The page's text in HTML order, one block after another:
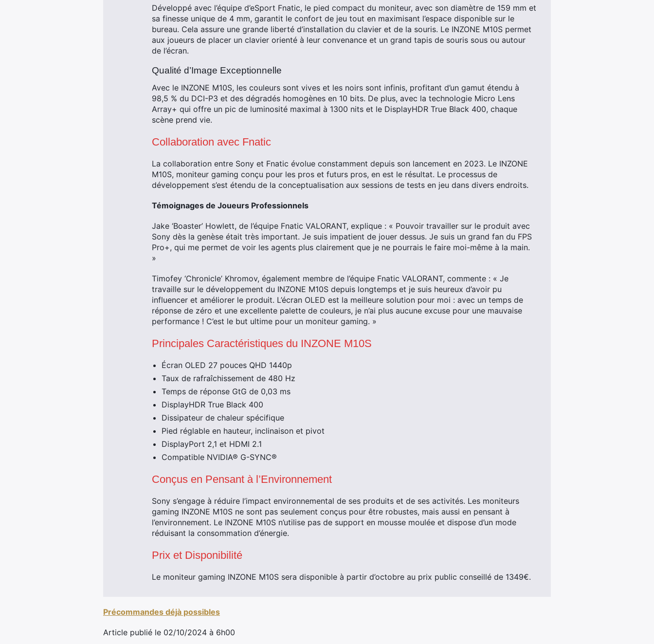
Développé avec l’équipe d’eSport Fnatic, le pied compact du moniteur, avec son diamètre de 159 mm et
sa finesse unique de 4 mm, garantit le confort de jeu tout en maximisant l’espace disponible sur le
bureau. Cela assure une grande liberté d’installation du clavier et de la souris. Le INZONE M10S permet
aux joueurs de placer un clavier orienté à leur convenance et un grand tapis de souris sous ou autour
de l’écran.
Qualité d’Image Exceptionnelle
Avec le INZONE M10S, les couleurs sont vives et les noirs sont infinis, profitant d’un gamut étendu à
98,5 % du DCI-P3 et des dégradés homogènes en 10 bits. De plus, avec la technologie Micro Lens
Array+ qui offre un pic de luminosité maximal à 1300 nits et le DisplayHDR True Black 400, chaque
scène prend vie.
Collaboration avec Fnatic
La collaboration entre Sony et Fnatic évolue constamment depuis son lancement en 2023. Le INZONE
M10S, moniteur gaming conçu pour les pros et futurs pros, en est le résultat. Le processus de
développement s’est étendu de la conceptualisation aux sessions de tests en jeu dans divers endroits.
Témoignages de Joueurs Professionnels
Jake ‘Boaster’ Howlett, de l’équipe Fnatic VALORANT, explique : « Pouvoir travailler sur le produit avec
Sony dès la genèse était très important. Je suis impatient de jouer dessus. Je suis un grand fan du FPS
Pro+, qui me permet de voir les agents plus clairement que je ne pourrais le faire moi-même à la main.
»
Timofey ‘Chronicle’ Khromov, également membre de l’équipe Fnatic VALORANT, commente : « Je
travaille sur le développement du INZONE M10S depuis longtemps et je suis heureux d’avoir pu
influencer et améliorer le produit. L’écran OLED est la meilleure solution pour moi : avec un temps de
réponse de zéro et une excellente palette de couleurs, je n’ai plus aucune excuse pour une mauvaise
performance ! C’est le but ultime pour un moniteur gaming. »
Principales Caractéristiques du INZONE M10S
Écran OLED 27 pouces QHD 1440p
Taux de rafraîchissement de 480 Hz
Temps de réponse GtG de 0,03 ms
DisplayHDR True Black 400
Dissipateur de chaleur spécifique
Pied réglable en hauteur, inclinaison et pivot
DisplayPort 2,1 et HDMI 2.1
Compatible NVIDIA® G-SYNC®
Conçus en Pensant à l’Environnement
Sony s’engage à réduire l’impact environnemental de ses produits et de ses activités. Les moniteurs
gaming INZONE M10S ne sont pas seulement conçus pour être robustes, mais aussi en pensant à
l’environnement. Le INZONE M10S n’utilise pas de support en mousse moulée et dispose d’un mode
réduisant la consommation d’énergie.
Prix et Disponibilité
Le moniteur gaming INZONE M10S sera disponible à partir d’octobre au prix public conseillé de 1349€.
Précommandes déjà possibles
Article publié le 02/10/2024 à 6h00